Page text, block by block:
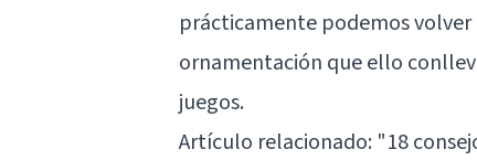
prácticamente podemos volver
ornamentación que ello
juegos.
Artículo relacionado: "18